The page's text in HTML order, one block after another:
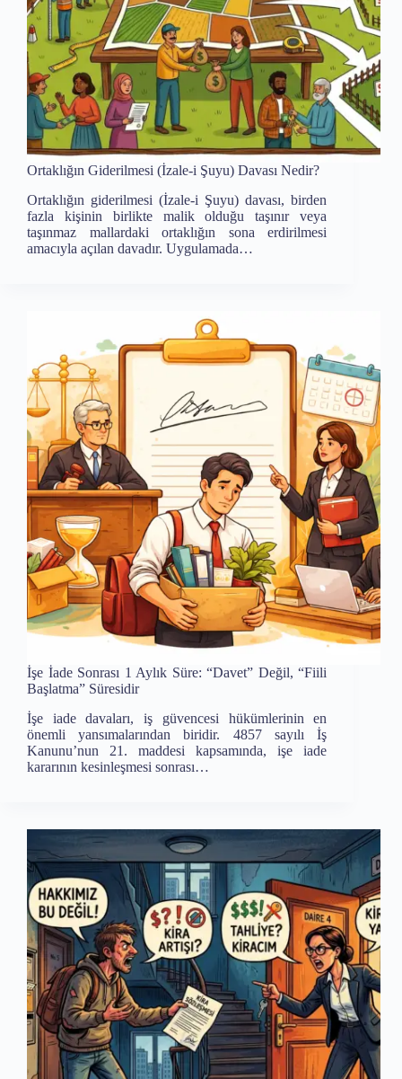
Ortaklığın Giderilmesi (İzale-i Şuyu) Davası Nedir?
Ortaklığın giderilmesi (İzale-i Şuyu) davası, birden
fazla kişinin birlikte malik olduğu taşınır veya
taşınmaz mallardaki ortaklığın sona erdirilmesi
amacıyla açılan davadır. Uygulamada…
İşe İade Sonrası 1 Aylık Süre: “Davet” Değil, “Fiili
Başlatma” Süresidir
İşe iade davaları, iş güvencesi hükümlerinin en
önemli yansımalarından biridir. 4857 sayılı İş
Kanunu’nun 21. maddesi kapsamında, işe iade
kararının kesinleşmesi sonrası…